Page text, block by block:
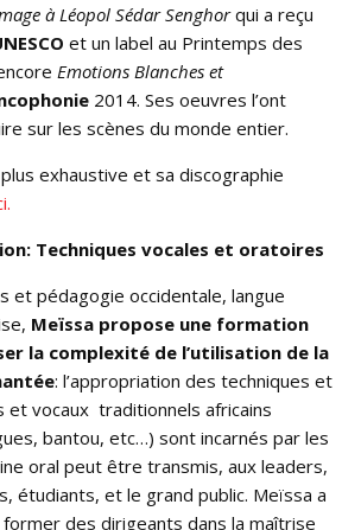
à Léopol Sédar Senghorqui a reçu
et un label au Printemps des
Emotions Blanches et
2014. Ses oeuvres l’ont
sur les scènes du monde entier.
exhaustive et sa discographie
Techniques vocales et oratoires
et pédagogie occidentale, langue
Meïssa propose une formation
la complexité de l’utilisation de la
: l’appropriation des techniques et
et vocaux traditionnels africains
bantou, etc…) sont incarnés par les
oral peut être transmis, aux leaders,
étudiants, et le grand public. Meïssa a
des dirigeants dans la maîtrise